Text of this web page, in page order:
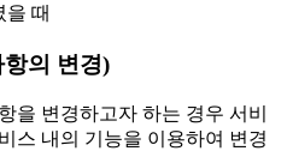
을 때
의 변경)
을 변경하고자 하는 경우 서비
스 내의 기능을 이용하여 변경